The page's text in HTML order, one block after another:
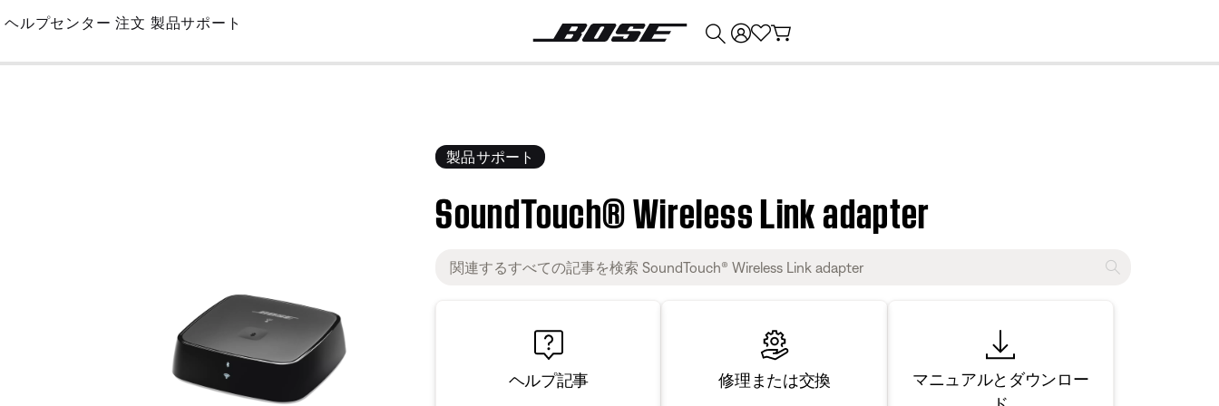
Skip
Main
ヘルプセンター 注文 製品サポート
製品サポート
SoundTouch® Wireless Link adapter
ヘルプ記事 修理または交換
マニュアルとダウンロー